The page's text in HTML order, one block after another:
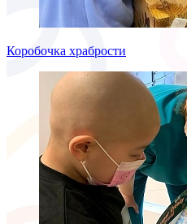
Коробочка храбрости